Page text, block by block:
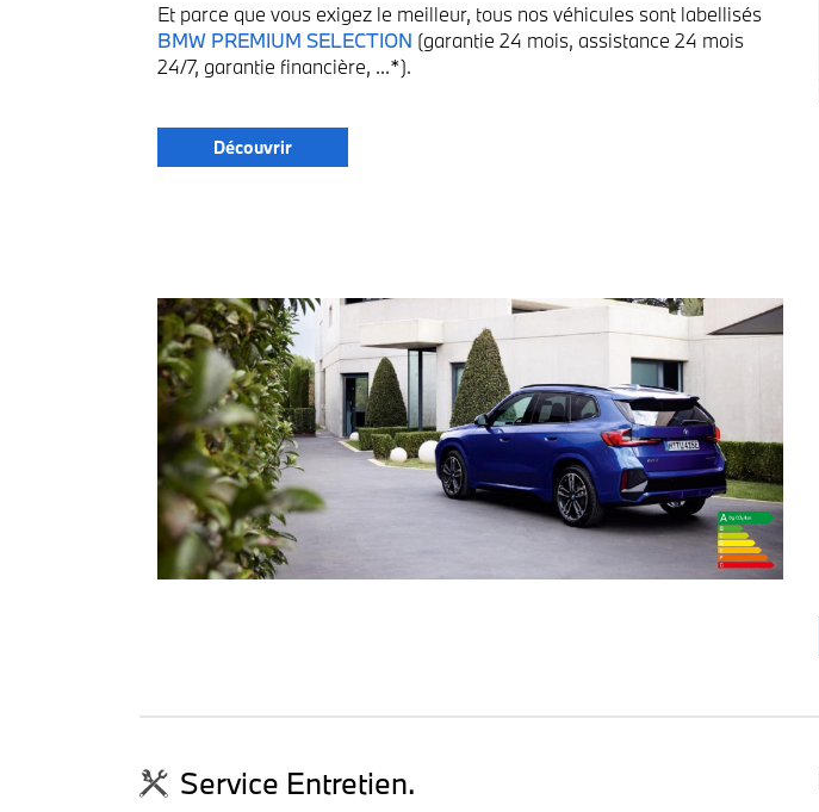
Et parce que vous exigez le meilleur, tous nos véhicules sont labellisés
BMW PREMIUM SELECTION (garantie 24 mois, assistance 24 mois
24/7, garantie financière, ...*).
Découvrir
Service Entretien.